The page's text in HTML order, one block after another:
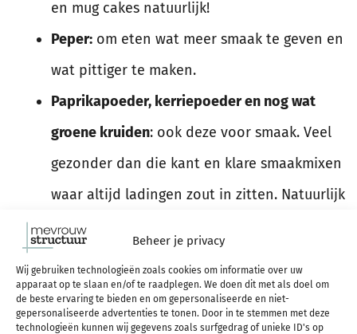
Beheer je privacy
Wij gebruiken technologieën zoals cookies om informatie over uw
apparaat op te slaan en/of te raadplegen. We doen dit met als doel om
de beste ervaring te bieden en om gepersonaliseerde en niet-
gepersonaliseerde advertenties te tonen. Door in te stemmen met deze
technologieën kunnen wij gegevens zoals surfgedrag of unieke ID's op
en mug cakes natuurlijk!
Peper: om eten wat meer smaak te geven en
wat pittiger te maken.
Paprikapoeder, kerriepoeder en nog wat
groene kruiden: ook deze voor smaak. Veel
gezonder dan die kant en klare smaakmixen
waar altijd ladingen zout in zitten. Natuurlijk
zijn verse kruiden nog beter, maar dat is me
Bouillon:om soep mee te maken. Het
gezondst als je dit zelf maakt, maar